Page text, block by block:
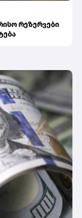
რეზერვები